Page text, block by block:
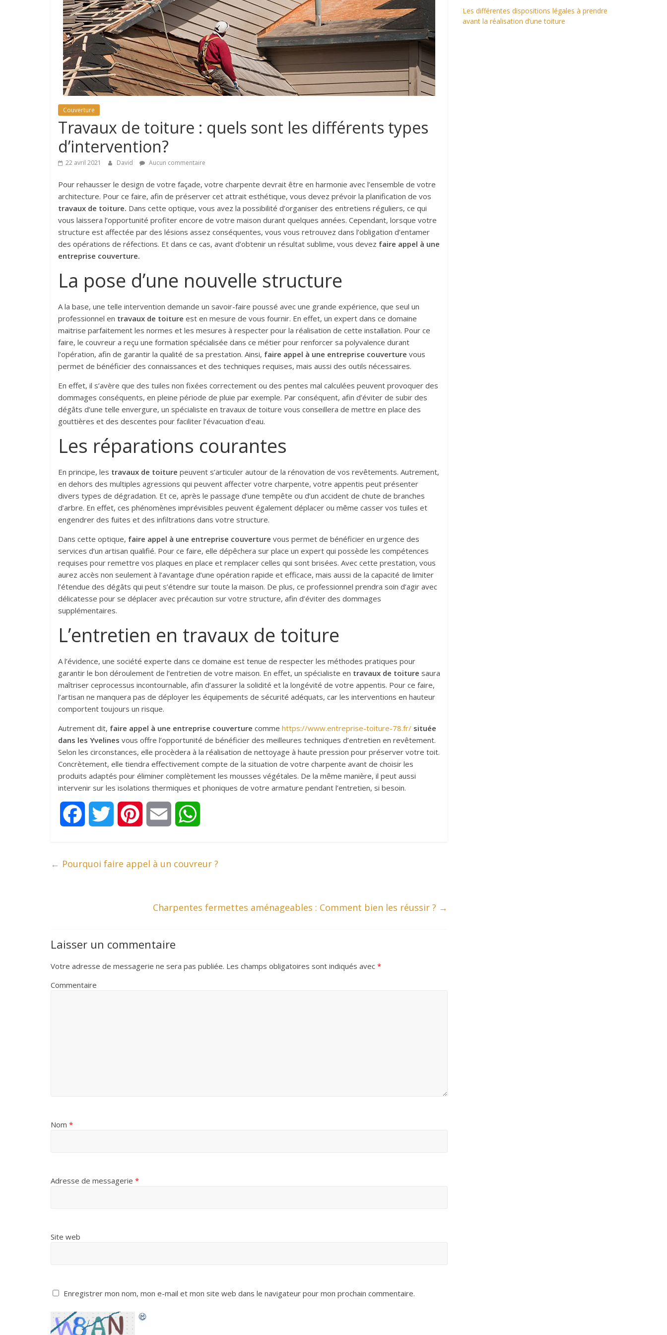
astuces
l'univers
toiture
Couverture
Travaux de toiture : quels sont les différents types
d’intervention?
22 avril 2021 David Aucun commentaire
Pour rehausser le design de votre façade, votre charpente devrait être en harmonie avec l’ensemble de votre
architecture. Pour ce faire, afin de préserver cet attrait esthétique, vous devez prévoir la planification de vos
travaux de toiture. Dans cette optique, vous avez la possibilité d’organiser des entretiens réguliers, ce qui
vous laissera l’opportunité profiter encore de votre maison durant quelques années. Cependant, lorsque votre
structure est affectée par des lésions assez conséquentes, vous vous retrouvez dans l’obligation d’entamer
des opérations de réfections. Et dans ce cas, avant d’obtenir un résultat sublime, vous devez faire appel à une
entreprise couverture.
La pose d’une nouvelle structure
A la base, une telle intervention demande un savoir-faire poussé avec une grande expérience, que seul un
professionnel en travaux de toiture est en mesure de vous fournir. En effet, un expert dans ce domaine
maitrise parfaitement les normes et les mesures à respecter pour la réalisation de cette installation. Pour ce
faire, le couvreur a reçu une formation spécialisée dans ce métier pour renforcer sa polyvalence durant
l’opération, afin de garantir la qualité de sa prestation. Ainsi, faire appel à une entreprise couverture vous
permet de bénéficier des connaissances et des techniques requises, mais aussi des outils nécessaires.
En effet, il s’avère que des tuiles non fixées correctement ou des pentes mal calculées peuvent provoquer des
dommages conséquents, en pleine période de pluie par exemple. Par conséquent, afin d’éviter de subir des
dégâts d’une telle envergure, un spécialiste en travaux de toiture vous conseillera de mettre en place des
gouttières et des descentes pour faciliter l’évacuation d’eau.
Les réparations courantes
En principe, les travaux de toiture peuvent s’articuler autour de la rénovation de vos revêtements. Autrement,
en dehors des multiples agressions qui peuvent affecter votre charpente, votre appentis peut présenter
divers types de dégradation. Et ce, après le passage d’une tempête ou d’un accident de chute de branches
d’arbre. En effet, ces phénomènes imprévisibles peuvent également déplacer ou même casser vos tuiles et
engendrer des fuites et des infiltrations dans votre structure.
Dans cette optique, faire appel à une entreprise couverture vous permet de bénéficier en urgence des
services d’un artisan qualifié. Pour ce faire, elle dépêchera sur place un expert qui possède les compétences
requises pour remettre vos plaques en place et remplacer celles qui sont brisées. Avec cette prestation, vous
aurez accès non seulement à l’avantage d’une opération rapide et efficace, mais aussi de la capacité de limiter
l’étendue des dégâts qui peut s’étendre sur toute la maison. De plus, ce professionnel prendra soin d’agir avec
délicatesse pour se déplacer avec précaution sur votre structure, afin d’éviter des dommages
supplémentaires.
L’entretien en travaux de toiture
A l’évidence, une société experte dans ce domaine est tenue de respecter les méthodes pratiques pour
garantir le bon déroulement de l’entretien de votre maison. En effet, un spécialiste en travaux de toiture saura
maîtriser ceprocessus incontournable, afin d’assurer la solidité et la longévité de votre appentis. Pour ce faire,
l’artisan ne manquera pas de déployer les équipements de sécurité adéquats, car les interventions en hauteur
comportent toujours un risque.
Autrement dit, faire appel à une entreprise couverture comme https://www.entreprise-toiture-78.fr/ située
dans les Yvelines vous offre l’opportunité de bénéficier des meilleures techniques d’entretien en revêtement.
Selon les circonstances, elle procèdera à la réalisation de nettoyage à haute pression pour préserver votre toit.
Concrètement, elle tiendra effectivement compte de la situation de votre charpente avant de choisir les
produits adaptés pour éliminer complètement les mousses végétales. De la même manière, il peut aussi
intervenir sur les isolations thermiques et phoniques de votre armature pendant l’entretien, si besoin.
c
o
k
i
r
n
e
a a
s
p
← Pourquoi faire appel à un couvreur ?
Charpentes fermettes aménageables : Comment bien les réussir ? →
Laisser un commentaire
Votre adresse de messagerie ne sera pas publiée. Les champs obligatoires sont indiqués avec *
Commentaire
Nom *
Adresse de messagerie *
Site web
Enregistrer mon nom, mon e-mail et mon site web dans le navigateur pour mon prochain commentaire.
Les différentes dispositions légales à prendre
avant la réalisation d’une toiture